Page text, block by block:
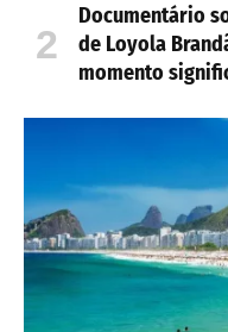
Documentário
de Loyola
momento